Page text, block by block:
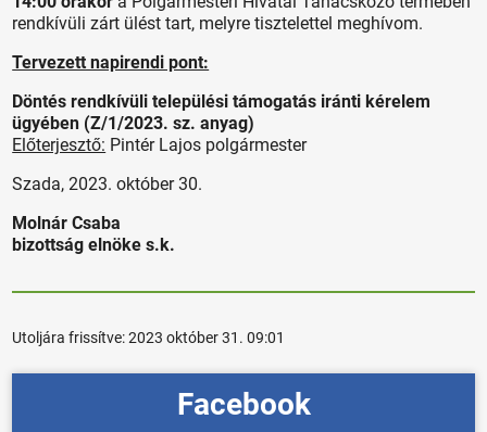
rendkívüli zárt ülést tart, melyre tisztelettel meghívom.
Tervezett napirendi pont:
Döntés rendkívüli települési támogatás iránti kérelem
ügyében (Z/1/2023. sz. anyag)
Előterjesztő: Pintér Lajos polgármester
Szada, 2023. október 30.
Molnár Csaba
bizottság elnöke s.k.
Utoljára frissítve:2023 október 31. 09:01
Facebook